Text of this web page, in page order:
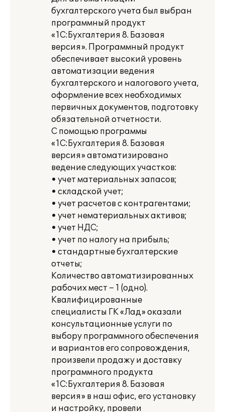
бухгалтерского учета был выбран
программный продукт
«1С:Бухгалтерия 8. Базовая
версия». Программный продукт
обеспечивает высокий уровень
автоматизации ведения
бухгалтерского и налогового учета,
оформление всех необходимых
первичных документов, подготовку
обязательной отчетности.
С помощью программы
«1С:Бухгалтерия 8. Базовая
версия» автоматизировано
ведение следующих участков:
• учет материальных запасов;
• складской учет;
• учет расчетов с контрагентами;
• учет нематериальных активов;
• учет НДС;
• учет по налогу на прибыль;
• стандартные бухгалтерские
отчеты;
Количество автоматизированных
рабочих мест – 1 (одно).
Квалифицированные
специалисты ГК «Лад» оказали
консультационные услуги по
выбору программного обеспечения
и вариантов его сопровождения,
произвели продажу и доставку
программного продукта
«1С:Бухгалтерия 8. Базовая
версия» в наш офис, его установку
и настройку, провели